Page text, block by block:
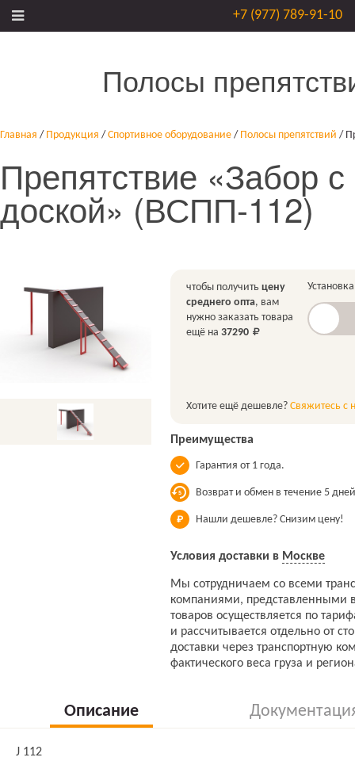
+7 (977) 789-91-10
Полосы
Главная / Продукция / Спортивное оборудование / Полосы препятствий /
Препятствие «Забор
доской» (ВСПП-112)
чтобы получить цену
среднего опта, вам
нужно заказать товара
ещё на 37290
Установка
Хотите ещё дешевле? Свяжитесь с
Преимущества
Гарантия от 1 года.
Возврат и обмен в течение 5
Нашли дешевле? Снизим цену!
Условия доставки в Москве
Мы сотрудничаем со всеми
компаниями, представленными
товаров осуществляется по
и рассчитывается отдельно от
доставки через транспортную
фактического веса груза и
Описание
J 112